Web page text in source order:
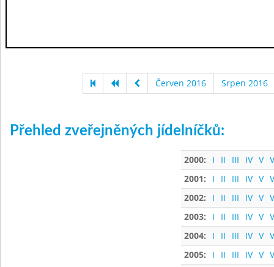
Červen 2016 Srpen 2016
Přehled zveřejněných jídelníčků:
2000: I II III IV V
2001:
I II III IV V
2002:
I II III IV V
2003:
I II III IV V
2004:
I II III IV V
2005:
I II III IV V